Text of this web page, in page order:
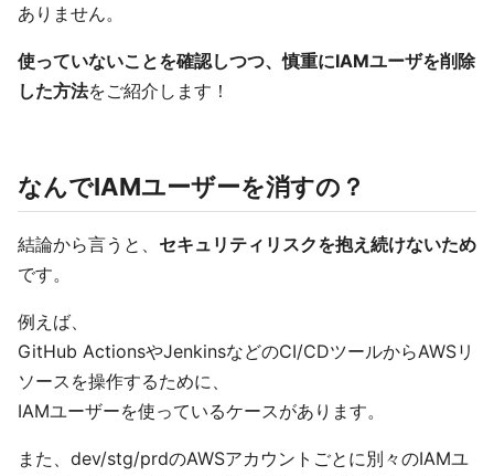
ありません。
使っていないことを確認しつつ、慎重にIAMユーザを削除
した方法をご紹介します！
なんでIAMユーザーを消すの？
結論から言うと、 セキュリティリスクを抱え続けないため
です。
例えば、
GitHub ActionsやJenkinsなどのCI/CDツールからAWSリ
ソースを操作するために、
IAMユーザーを使っているケースがあります。
また、dev/stg/prdのAWSアカウントごとに別々のIAMユ